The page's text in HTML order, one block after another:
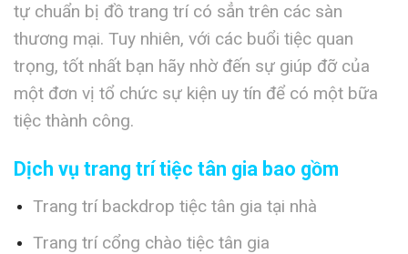
tự chuẩn bị đồ trang trí có sẳn trên các sàn
thương mại. Tuy nhiên, với các buổi tiệc quan
trọng, tốt nhất bạn hãy nhờ đến sự giúp đỡ của
một đơn vị tổ chức sự kiện uy tín để có một bữa
tiệc thành công.
Dịch vụ trang trí tiệc tân gia bao gồm
Trang trí backdrop tiệc tân gia tại nhà
Trang trí cổng chào tiệc tân gia